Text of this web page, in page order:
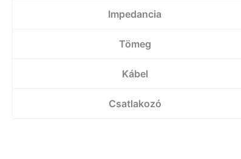
Impedancia
Tömeg
Kábel
Csatlakozó